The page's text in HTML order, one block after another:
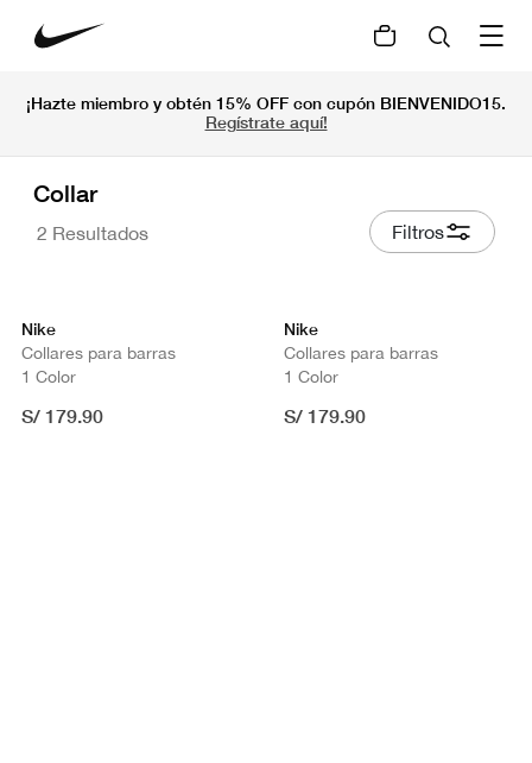
¡Hazte miembro y obtén 15% OFF con cupón BIENVENIDO15.
Regístrate aquí!
Collar
2 Resultados Filtros
Nike
Collares para barras
1 Color
S/ 179.90
Nike
Collares para barras
1 Color
S/ 179.90